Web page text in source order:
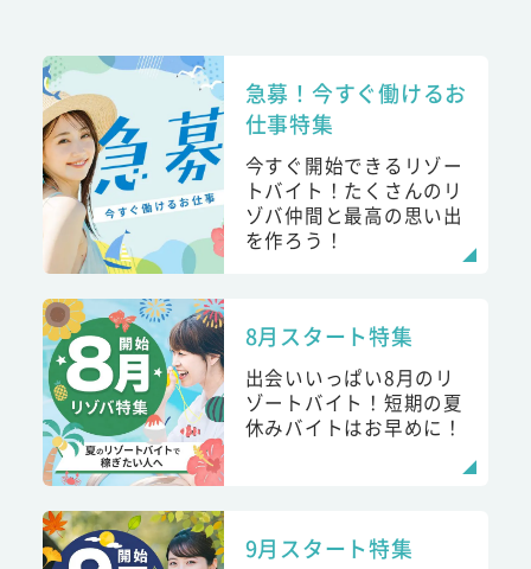
急募！今すぐ働けるお
仕事特集
今すぐ開始できるリゾー
トバイト！たくさんのリ
ゾバ仲間と最高の思い出
を作ろう！
8月スタート特集
出会いいっぱい8月のリ
ゾートバイト！短期の夏
休みバイトはお早めに！
9月スタート特集